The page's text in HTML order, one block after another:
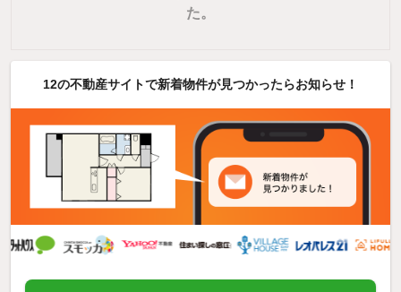
た。
12の不動産サイトで新着物件が見つかったらお知らせ！